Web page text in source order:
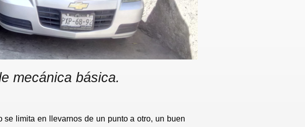
mecánica básica.
se limita en llevarnos de un punto a otro, un buen